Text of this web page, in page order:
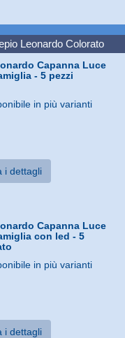
Leonardo Colorato
Capanna Luce
- 5 pezzi
in più varianti
i dettagli
Capanna Luce
con led - 5
in più varianti
i dettagli